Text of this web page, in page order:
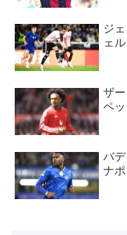
ジ
ェ
ザ
ペ
バ
ナ